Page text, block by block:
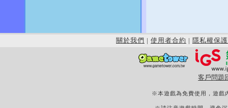
關於我們 | 使用者合約 | 隱私權保護
客戶問題
※本遊戲為免費使用，遊戲